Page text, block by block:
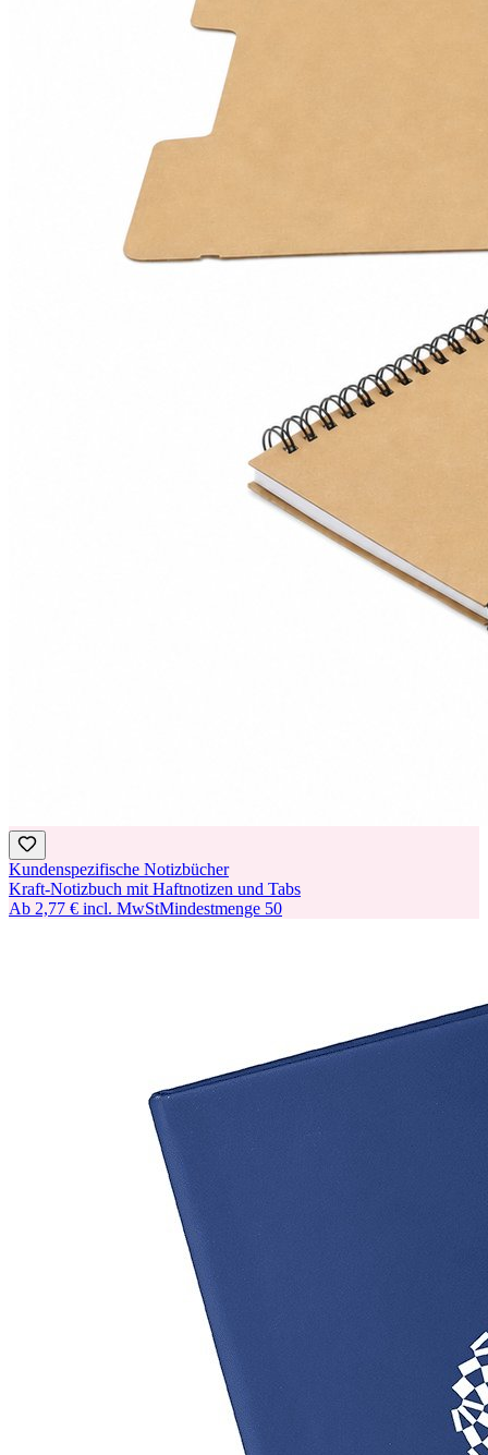
Kundenspezifische Notizbücher
Kraft-Notizbuch mit Haftnotizen und Tabs
Ab 2,77 € incl. MwStMindestmenge 50